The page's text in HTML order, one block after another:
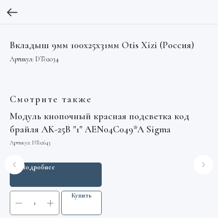
Вкладыш 9мм 100х25х31мм Otis Xizi (Россия)
Артикул: DT02034
Смотрите также
Модуль кнопочный красная подсветка код
брайля AK-25B "1" AEN04C049*A Sigma
Артикул: DT02643
Подробнее
Купить